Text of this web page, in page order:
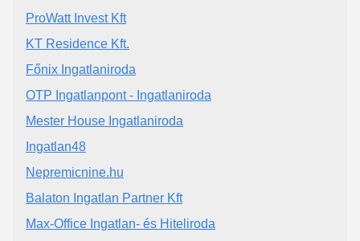
ProWatt Invest Kft
KT Residence Kft.
Főnix Ingatlaniroda
OTP Ingatlanpont - Ingatlaniroda
Mester House Ingatlaniroda
Ingatlan48
Nepremicnine.hu
Balaton Ingatlan Partner Kft
Max-Office Ingatlan- és Hiteliroda